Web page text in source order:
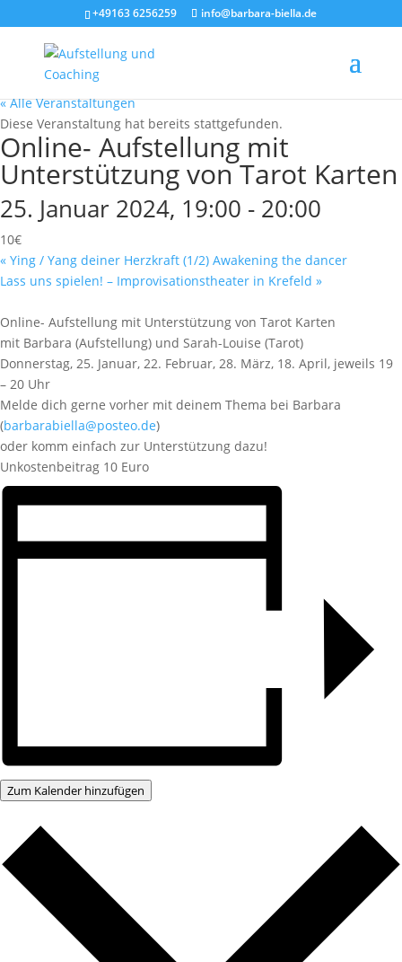
+49163 6256259 info@barbara-biella.de
« Alle Veranstaltungen
Diese Veranstaltung hat bereits stattgefunden.
Online- Aufstellung mit
Unterstützung von Tarot Karten
25. Januar 2024, 19:00 - 20:00
10€
« Ying / Yang deiner Herzkraft (1/2) Awakening the dancer
Lass uns spielen! – Improvisationstheater in Krefeld »
Online- Aufstellung mit Unterstützung von Tarot Karten
mit Barbara (Aufstellung) und Sarah-Louise (Tarot)
Donnerstag, 25. Januar, 22. Februar, 28. März, 18. April, jeweils 19
– 20 Uhr
Melde dich gerne vorher mit deinem Thema bei Barbara
(barbarabiella@posteo.de)
oder komm einfach zur Unterstützung dazu!
Unkostenbeitrag 10 Euro
Zum Kalender hinzufügen